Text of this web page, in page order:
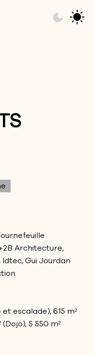
Architecture,
Gui Jourdan
et escalade), 615 m²
5 550 m²